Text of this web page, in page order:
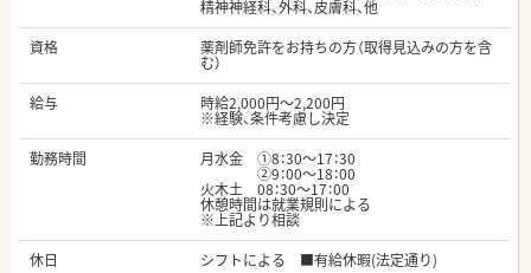
精神神経科、外科、皮膚科、他
資格
薬剤師免許をお持ちの方（取得見込みの方を含
む）
給与
時給2,000円～2,200円
※経験、条件考慮し決定
勤務時間
月水金 ①8：30～17：30
②9：00～18：00
火木土 08：30～17：00
休憩時間は就業規則による
※上記より相談
休日
シフトによる ■有給休暇(法定通り)